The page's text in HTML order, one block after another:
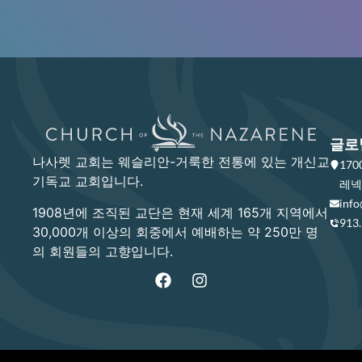
나사렛 교회는 웨슬리안-거룩한 전통에 있는 개신교
기독교 교회입니다.
1908년에 조직된 교단은 현재 세계 165개 지역에서
30,000개 이상의 회중에서 예배하는 약 250만 명
의 회원들의 고향입니다.
글로
레